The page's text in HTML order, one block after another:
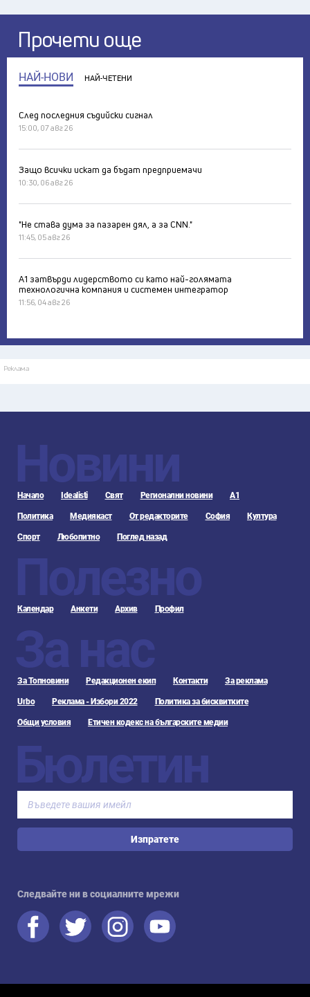
Прочети още
НАЙ-НОВИ НАЙ-ЧЕТЕНИ
След последния съдийски сигнал
15:00, 07 авг 26
Защо всички искат да бъдат предприемачи
10:30, 06 авг 26
"Не става дума за пазарен дял, а за CNN."
11:45, 05 авг 26
А1 затвърди лидерството си като най-голямата
технологична компания и системен интегратор
11:56, 04 авг 26
Реклама
Новини
Начало Idealisti Свят Регионални новини А1
Политика Медиякаст От редакторите София Култура
Спорт Любопитно Поглед назад
Полезно
Календар Анкети Архив Профил
За нас
За Топновини Редакционен екип Контакти За реклама
Urbo Реклама - Избори 2022 Политика за бисквитките
Общи условия Етичен кодекс на българските медии
Бюлетин
Изпратете
Следвайте ни в социалните мрежи